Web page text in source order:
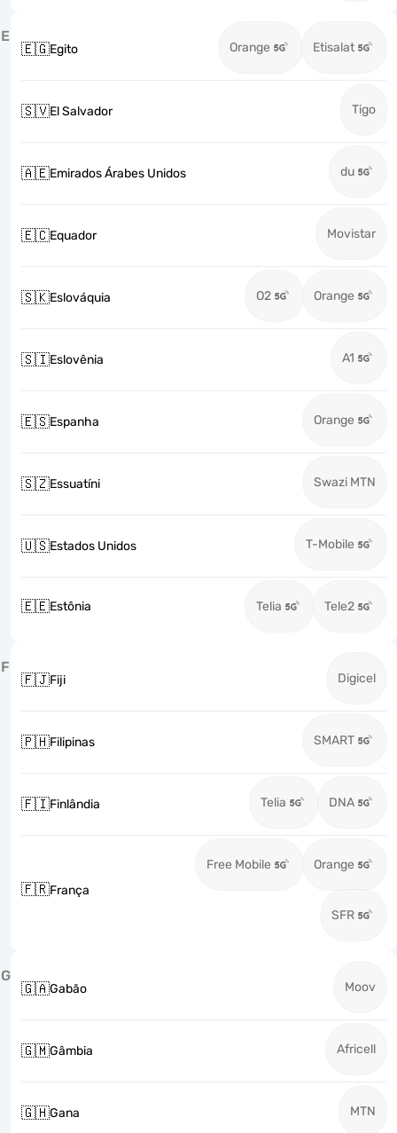
E
🇪🇬Egito Orange Etisalat
🇸🇻El Salvador Tigo
🇦🇪Emirados Árabes Unidos du
🇪🇨Equador Movistar
🇸🇰Eslováquia O2 Orange
🇸🇮Eslovênia A1
🇪🇸Espanha Orange
🇸🇿Essuatíni Swazi MTN
🇺🇸Estados Unidos T-Mobile
🇪🇪Estônia Telia Tele2
F
🇫🇯Fiji Digicel
🇵🇭Filipinas SMART
🇫🇮Finlândia Telia DNA
🇫🇷França
Free Mobile Orange
SFR
G
🇬🇦Gabão Moov
🇬🇲Gâmbia Africell
🇬🇭Gana MTN